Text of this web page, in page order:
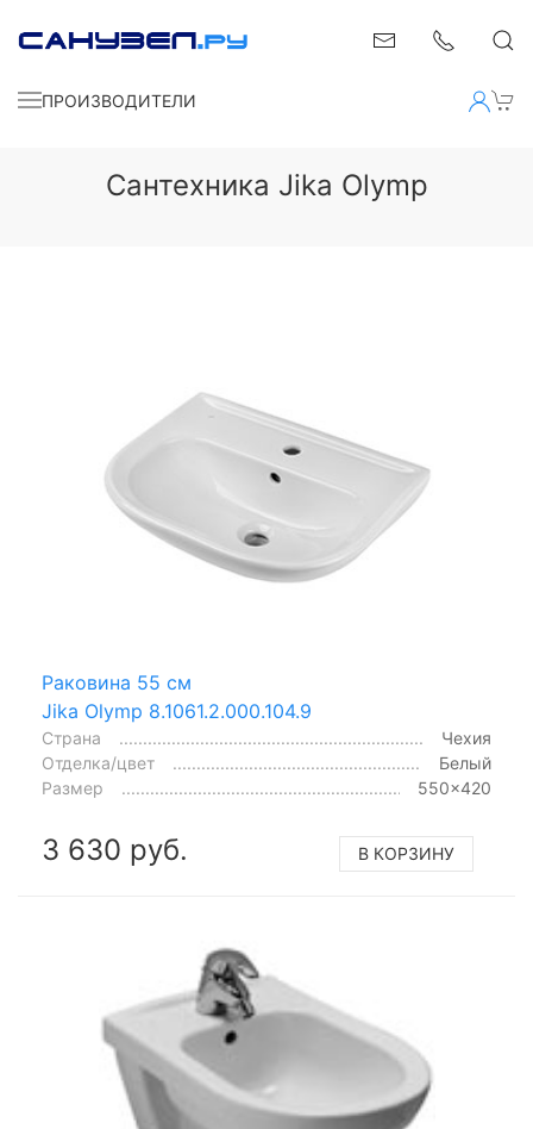
ПРОИЗВОДИТЕЛИ
Сантехника Jika Olymp
Раковина 55 см
Jika Olymp 8.1061.2.000.104.9
Страна
Чехия
Отделка/цвет
Белый
Размер
550x420
3 630 руб. В КОРЗИНУ